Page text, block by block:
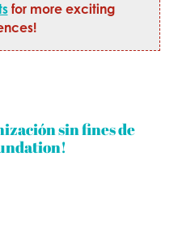
for more exciting
sin fines de